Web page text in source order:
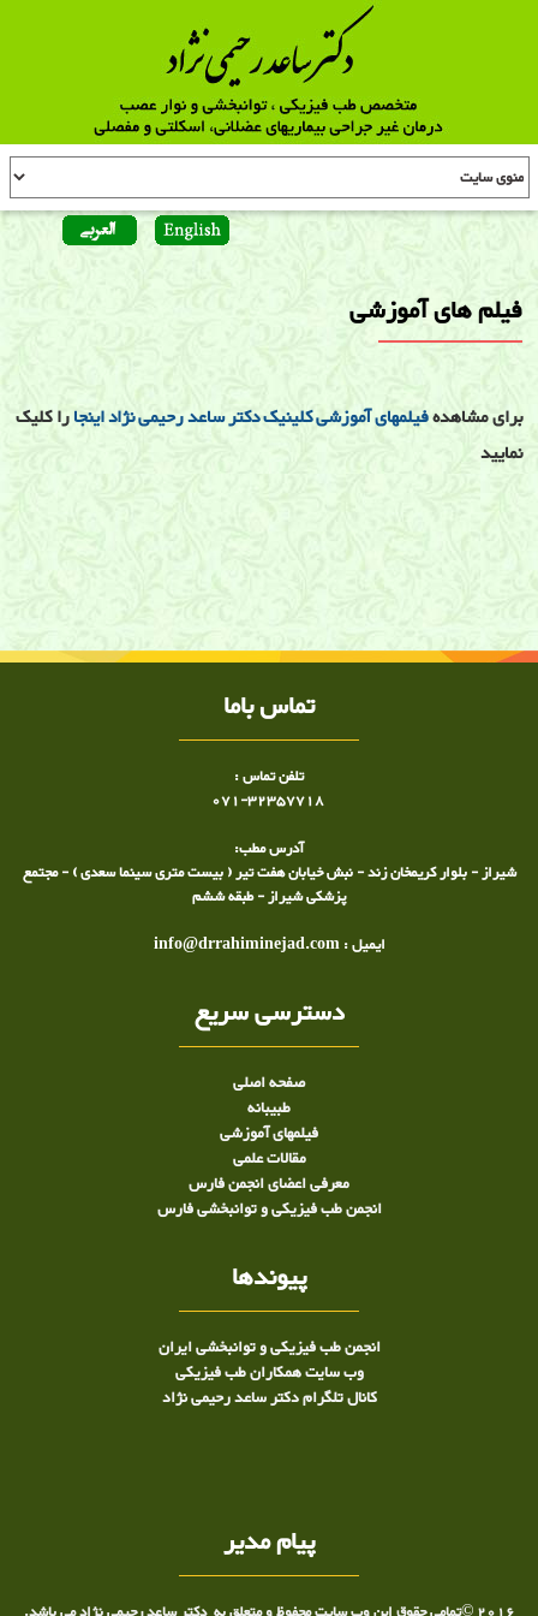
فیلم های آموزشی
برای مشاهدهفیلمهای آموزشی کلینیک دکتر ساعد رحیمی نژاد اینجارا کلیک
نمایید
فیلمهای آموزشی ,انیمیشن های آموزشی, فیلم کمردرد, فیلم دیسک کمر, فیلم
دیسک گردن ,فیلم ساییدگی مفصل, فیلم روماتیسم مفصلی ,فیلم نوار عصب و
عضله,, کلینیک درد ,کلینیک درد دکتر ساعد رحیمی نژاد ,دکتر ساعد رحیمی نژاد,
کلینیک درد شیراز
تماس باما
تلفن تماس :
071-32357718
آدرس مطب:
شیراز - بلوار کریمخان زند - نبش خیابان هفت تیر ( بیست متری سینما سعدی ) - مجتمع
پزشکی شیراز - طبقه ششم
ایمیل : info@drrahiminejad.com
دسترسی سریع
صفحه اصلی
طبيبانه
فیلمهای آموزشی
مقالات علمی
معرفی اعضای انجمن فارس
انجمن طب فیزیکی و توانبخشی فارس
پیوندها
انجمن طب فیزیکی و توانبخشی ایران
وب سایت همکاران طب فیزیکی
کانال تلگرام دکتر ساعد رحیمی نژاد
پیام مدیر